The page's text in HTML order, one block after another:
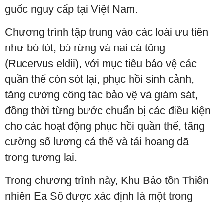
guốc nguy cấp tại Việt Nam.
Chương trình tập trung vào các loài ưu tiên
như bò tót, bò rừng và nai cà tông
(Rucervus eldii), với mục tiêu bảo vệ các
quần thể còn sót lại, phục hồi sinh cảnh,
tăng cường công tác bảo vệ và giám sát,
đồng thời từng bước chuẩn bị các điều kiện
cho các hoạt động phục hồi quần thể, tăng
cường số lượng cá thể và tái hoang dã
trong tương lai.
Trong chương trình này, Khu Bảo tồn Thiên
nhiên Ea Sô được xác định là một trong